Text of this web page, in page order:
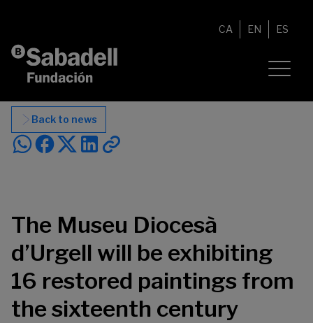
CA EN ES
Back to news
The Museu Diocesà
d’Urgell will be exhibiting
16 restored paintings from
the sixteenth century